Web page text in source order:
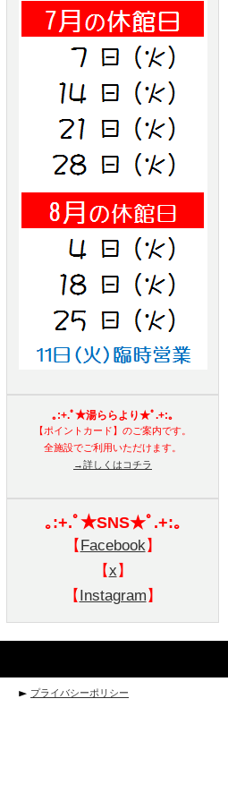
｡:+.ﾟ★湯ららより★ﾟ.+:｡
【ポイントカード】のご案内です。
全施設でご利用いただけます。
→詳しくはコチラ
｡:+.ﾟ★SNS★ﾟ.+:｡
【 Facebook】
【x 】
【 Instagram 】
プライバシーポリシー